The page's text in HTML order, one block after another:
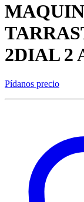
2DIAL 2
Pídanos precio